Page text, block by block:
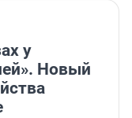
у
Новый